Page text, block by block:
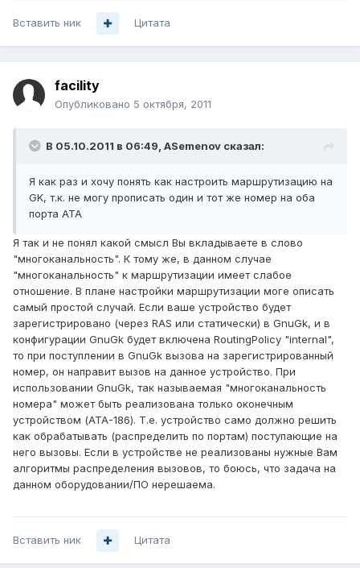
Вставить ник Цитата
facility
Опубликовано 5 октября, 2011
В 05.10.2011 в 06:49, ASemenov сказал:
Я как раз и хочу понять как настроить маршрутизацию на
GK, т.к. не могу прописать один и тот же номер на оба
порта ATA
Я так и не понял какой смысл Вы вкладываете в слово
"многоканальность". К тому же, в данном случае
"многоканальность" к маршрутизации имеет слабое
отношение. В плане настройки маршрутизации моге описать
самый простой случай. Если ваше устройство будет
зарегистрировано (через RAS или статически) в GnuGk, и в
конфигурации GnuGk будет включена RoutingPolicy "internal",
то при поступлении в GnuGk вызова на зарегистрированный
номер, он направит вызов на данное устройство. При
использовании GnuGk, так называемая "многоканальность
номера" может быть реализована только оконечным
устройством (ATA-186). Т.е. устройство само должно решить
как обрабатывать (распределить по портам) поступающие на
него вызовы. Если в устройстве не реализованы нужные Вам
алгоритмы распределения вызовов, то боюсь, что задача на
данном оборудовании/ПО нерешаема.
Вставить ник Цитата